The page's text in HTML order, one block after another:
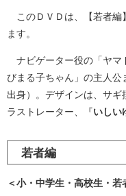
このＤＶＤは、【若者編
ます。
ナビゲーター役の「ヤマ
びまる子ちゃん」の主人公
出身）。デザインは、サ
ラストレーター、『いしい
若者編
＜小・中学生・高校生・若